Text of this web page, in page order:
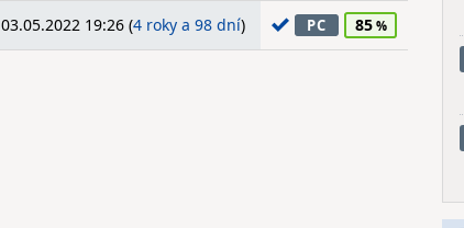
03.05.2022 19:26 (4 roky a 98 dní) PC 85